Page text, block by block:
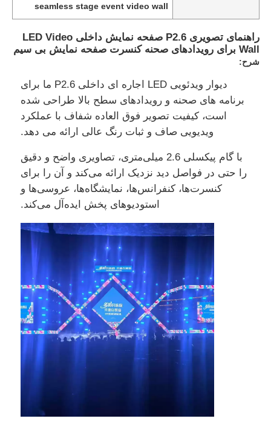
seamless stage event video wall
راهنمای تصویری P2.6 صفحه نمایش داخلی LED Video
Wall برای رویدادهای صحنه کنسرت صفحه نمایش بی سیم
شرح:
دیوار ویدئویی LED اجاره ای داخلی P2.6 ما برای
برنامه های صحنه و رویدادهای سطح بالا طراحی شده
است، کیفیت تصویر فوق العاده شفاف با عملکرد
ویدیویی صاف و ثبات رنگ عالی ارائه می دهد.
با گام پیکسلی 2.6 میلی‌متری، تصاویری واضح و دقیق
را حتی در فواصل دید نزدیک ارائه می‌کند و آن را برای
کنسرت‌ها، کنفرانس‌ها، نمایشگاه‌ها، عروسی‌ها و
استودیوهای پخش ایده‌آل می‌کند.